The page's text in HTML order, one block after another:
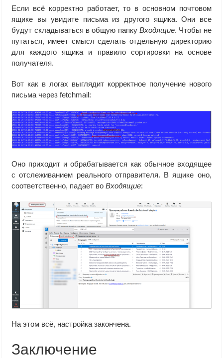
Если всё корректно работает, то в основном почтовом
ящике вы увидите письма из другого ящика. Они все
будут складываться в общую папкуВходящие. Чтобы не
путаться, имеет смысл сделать отдельную директорию
для каждого ящика и правило сортировки на основе
получателя.
Вот как в логах выглядит корректное получение нового
письма через fetchmail:
Оно приходит и обрабатывается как обычное входящее
с отслеживанием реального отправителя. В ящике оно,
соответственно, падает воВходящие:
На этом всё, настройка закончена.
Заключение